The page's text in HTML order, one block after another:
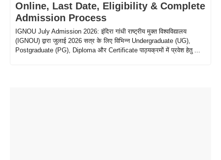
Online, Last Date, Eligibility & Complete
Admission Process
IGNOU July Admission 2026: इंदिरा गांधी राष्ट्रीय मुक्त विश्वविद्यालय
(IGNOU) द्वारा जुलाई 2026 सत्र के लिए विभिन्न Undergraduate (UG),
Postgraduate (PG), Diploma और Certificate पाठ्यक्रमों में प्रवेश हेतु ...